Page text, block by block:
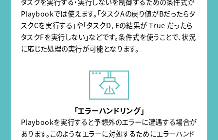
タスクを実行する・実行しないを制御するための条件式が
Playbookでは使えます。「タスクAの戻り値がBだったらタ
スクCを実行する」や「タスクD, Eの結果が True だったら
タスクFを実行しない」などです。条件式を使うことで、状況
に応じた処理の実行が可能となります。
「エラーハンドリング」
Playbookを実行すると予想外のエラーに遭遇する場合が
あります。このようなエラーに対処するためにエラーハンド